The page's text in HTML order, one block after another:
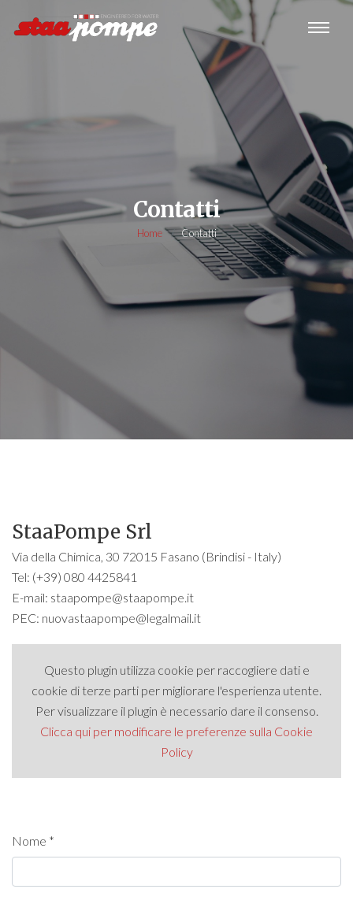
Contatti
Home Contatti
StaaPompe Srl
Via della Chimica, 30 72015 Fasano (Brindisi - Italy)
Tel: (+39) 080 4425841
E-mail: staapompe@staapompe.it
PEC: nuovastaapompe@legalmail.it
Questo plugin utilizza cookie per raccogliere dati e
cookie di terze parti per migliorare l'esperienza utente.
Per visualizzare il plugin è necessario dare il consenso.
Clicca qui per modificare le preferenze sulla Cookie
Policy
Nome *